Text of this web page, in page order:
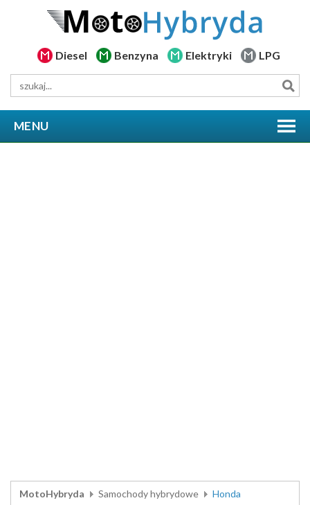
Diesel Benzyna Elektryki LPG
MENU
MotoHybryda Samochody hybrydowe Honda